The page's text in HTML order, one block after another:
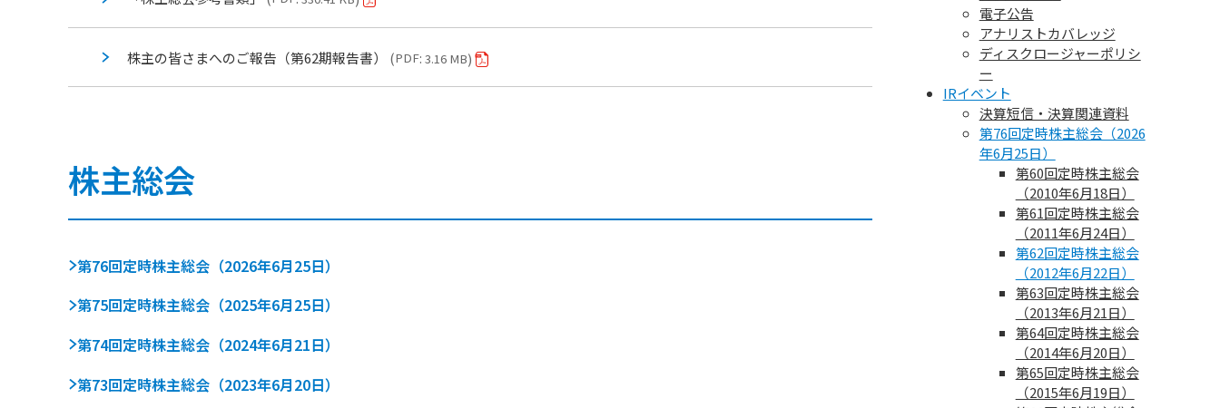
株主の皆さまへのご報告（第62期報告書） PDF 3.16 MB
株主総会
第76回定時株主総会（2026年6月25日）
第75回定時株主総会（2025年6月25日）
第74回定時株主総会（2024年6月21日）
第73回定時株主総会（2023年6月20日）
電子公告
アナリストカバレッジ
ディスクロージャーポリシ
ー
IRイベント
決算短信・決算関連資料
第76回定時株主総会（2026
年6月25日）
第60回定時株主総会
（2010年6月18日）
第61回定時株主総会
（2011年6月24日）
第62回定時株主総会
（2012年6月22日）
第63回定時株主総会
（2013年6月21日）
第64回定時株主総会
（2014年6月20日）
第65回定時株主総会
（2015年6月19日）